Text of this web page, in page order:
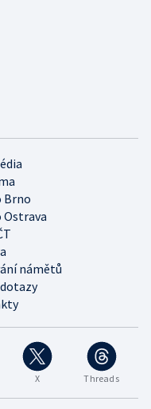
X Threads
Brno
Ostrava
námětů